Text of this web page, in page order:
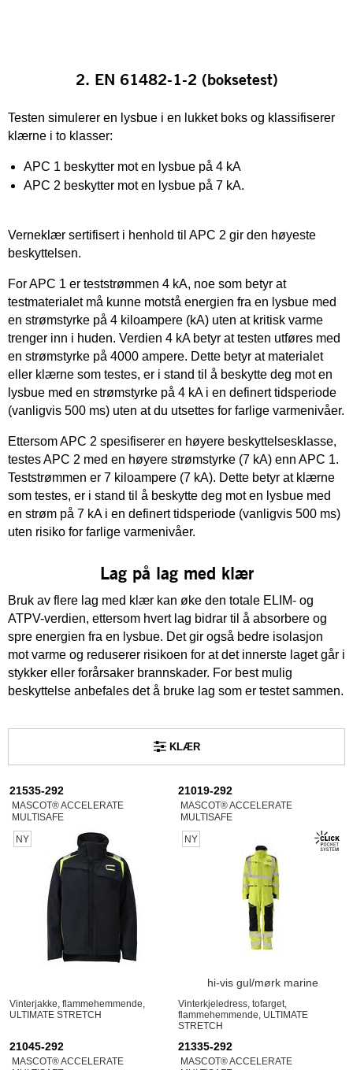
2. EN 61482-1-2 (boksetest)
Testen simulerer en lysbue i en lukket boks og klassifiserer
klærne i to klasser:
APC 1 beskytter mot en lysbue på 4 kA
APC 2 beskytter mot en lysbue på 7 kA.
Verneklær sertifisert i henhold til APC 2 gir den høyeste
beskyttelsen.
For APC 1 er teststrømmen 4 kA, noe som betyr at
testmaterialet må kunne motstå energien fra en lysbue med
en strømstyrke på 4 kiloampere (kA) uten at kritisk varme
trenger inn i huden. Verdien 4 kA betyr at testen utføres med
en strømstyrke på 4000 ampere. Dette betyr at materialet
eller klærne som testes, er i stand til å beskytte deg mot en
lysbue med en strømstyrke på 4 kA i en definert tidsperiode
(vanligvis 500 ms) uten at du utsettes for farlige varmenivåer.
Ettersom APC 2 spesifiserer en høyere beskyttelsesklasse,
testes APC 2 med en høyere strømstyrke (7 kA) enn APC 1.
Teststrømmen er 7 kiloampere (7 kA). Dette betyr at klærne
som testes, er i stand til å beskytte deg mot en lysbue med
en strøm på 7 kA i en definert tidsperiode (vanligvis 500 ms)
uten risiko for farlige varmenivåer.
Lag på lag med klær
Bruk av flere lag med klær kan øke den totale ELIM- og
ATPV-verdien, ettersom hvert lag bidrar til å absorbere og
spre energien fra en lysbue. Det gir også bedre isolasjon
mot varme og reduserer risikoen for at det innerste laget går i
stykker eller forårsaker brannskader. For best mulig
beskyttelse anbefales det å bruke lag som er testet sammen.
KLÆR
21535-292
MASCOT® ACCELERATE
MULTISAFE
NY
Vinterjakke, flammehemmende,
ULTIMATE STRETCH
21019-292
MASCOT® ACCELERATE
MULTISAFE
NY
hi-vis gul/mørk marine
Vinterkjeledress, tofarget,
flammehemmende, ULTIMATE
STRETCH
21045-292
MASCOT® ACCELERATE
21335-292
MASCOT® ACCELERATE